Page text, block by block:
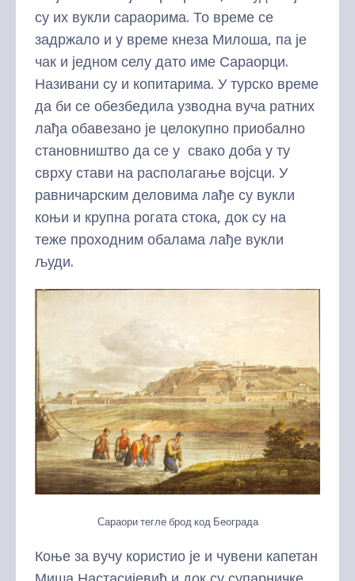
су их вукли сараорима. То време се
задржало и у време кнеза Милоша, па је
чак и једном селу дато име Сараорци.
Називани су и копитарима. У турско време
да би се обезбедила узводна вуча ратних
лађа обавезано је целокупно приобално
становништво да се у свако доба у ту
сврху стави на располагање војсци. У
равничарским деловима лађе су вукли
коњи и крупна рогата стока, док су на
теже проходним обалама лађе вукли
људи.
Сараори тегле брод код Београда
Коње за вучу користио је и чувени капетан